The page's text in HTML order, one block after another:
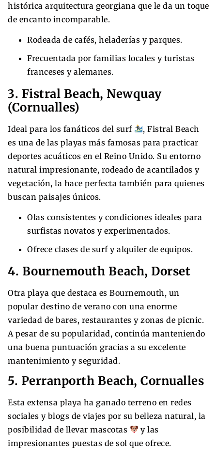
histórica arquitectura georgiana que le da un toque
de encanto incomparable.
Rodeada de cafés, heladerías y parques.
Frecuentada por familias locales y turistas
franceses y alemanes.
3. Fistral Beach, Newquay
(Cornualles)
Ideal para los fanáticos del surf
, Fistral Beach
es una de las playas más famosas para practicar
deportes acuáticos en el Reino Unido. Su entorno
natural impresionante, rodeado de acantilados y
vegetación, la hace perfecta también para quienes
buscan paisajes únicos.
Olas consistentes y condiciones ideales para
surfistas novatos y experimentados.
Ofrece clases de surf y alquiler de equipos.
4. Bournemouth Beach, Dorset
Otra playa que destaca es Bournemouth, un
popular destino de verano con una enorme
variedad de bares, restaurantes y zonas de picnic.
A pesar de su popularidad, continúa manteniendo
una buena puntuación gracias a su excelente
mantenimiento y seguridad.
5. Perranporth Beach, Cornualles
Esta extensa playa ha ganado terreno en redes
sociales y blogs de viajes por su belleza natural, la
posibilidad de llevar mascotas
y las
impresionantes puestas de sol que ofrece.